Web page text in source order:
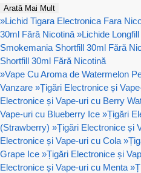
Arată Mai Mult
»Lichid Tigara Electronica Fara
30ml Fără Nicotină »Lichide
Smokemania Shortfill 30ml Fără
Shortfill 30ml Fără Nicotină
»Vape Cu Aroma de Watermelon
Vanzare »Țigări Electronice și
Electronice și Vape-uri cu Berry
Vape-uri cu Blueberry Ice »Țigări
(Strawberry) »Țigări Electronice și
Electronice și Vape-uri cu Cola »
Grape Ice »Țigări Electronice și
Electronice și Vape-uri cu Menta »